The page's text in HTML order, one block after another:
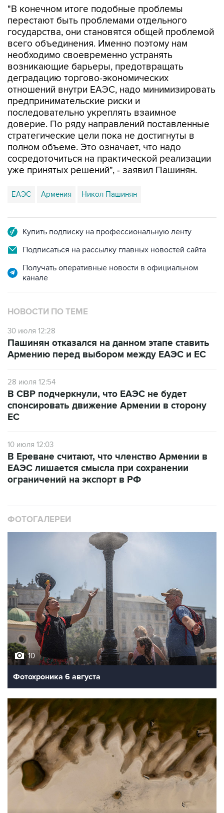
"В конечном итоге подобные проблемы
перестают быть проблемами отдельного
государства, они становятся общей проблемой
всего объединения. Именно поэтому нам
необходимо своевременно устранять
возникающие барьеры, предотвращать
деградацию торгово-экономических
отношений внутри ЕАЭС, надо минимизировать
предпринимательские риски и
последовательно укреплять взаимное
доверие. По ряду направлений поставленные
стратегические цели пока не достигнуты в
полном объеме. Это означает, что надо
сосредоточиться на практической реализации
уже принятых решений", - заявил Пашинян.
ЕАЭС Армения Никол Пашинян
Купить подписку на профессиональную ленту
Подписаться на рассылку главных новостей сайта
Получать оперативные новости в официальном
канале
НОВОСТИ ПО ТЕМЕ
30 июля 12:28
Пашинян отказался на данном этапе ставить
Армению перед выбором между ЕАЭС и ЕС
28 июля 12:54
В СВР подчеркнули, что ЕАЭС не будет
спонсировать движение Армении в сторону
ЕС
10 июля 12:03
В Ереване считают, что членство Армении в
ЕАЭС лишается смысла при сохранении
ограничений на экспорт в РФ
ФОТОГАЛЕРЕИ
10
Фотохроника 6 августа